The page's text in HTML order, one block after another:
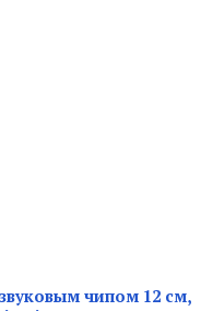
чипом 12 см,